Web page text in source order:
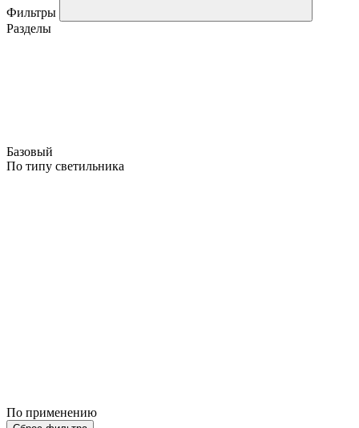
Фильтры
Разделы
Базовый
По типу светильника
По применению